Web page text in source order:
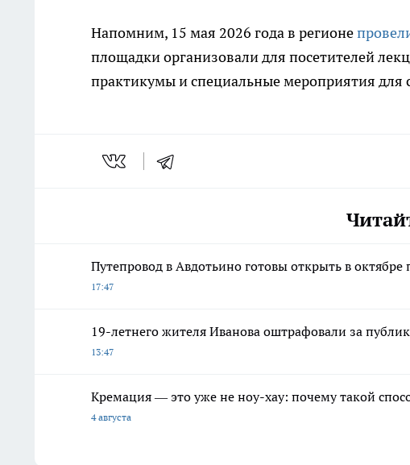
Напомним, 15 мая 2026 года в регионе
площадки организовали для посетителей
практикумы и специальные мероприятия для
Путепровод в Авдотьино готовы открыть в
17:47
19-летнего жителя Иванова оштрафовали за
13:47
Кремация — это уже не ноу-хау: почему такой
4 августа